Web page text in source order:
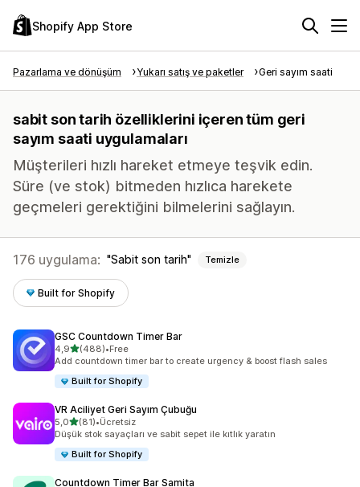
Shopify App Store
Pazarlama ve dönüşüm Yukarı satış ve paketler Geri sayım saati
sabit son tarih özelliklerini içeren tüm geri
sayım saati uygulamaları
Müşterileri hızlı hareket etmeye teşvik edin.
Süre (ve stok) bitmeden hızlıca harekete
geçmeleri gerektiğini bilmelerini sağlayın.
176 uygulama: Sabit son tarih Temizle
Built for Shopify
GSC Countdown Timer Bar
4,95 yıldız üzerinden
(488)
toplam 488 değerlendirme
•Free
Add countdown timer bar to create urgency & boost flash sales
Built for Shopify
VR Aciliyet Geri Sayım Çubuğu
5,05 yıldız üzerinden
(81)
toplam 81 değerlendirme
•Ücretsiz
Düşük stok sayaçları ve sabit sepet ile kıtlık yaratın
Built for Shopify
Countdown Timer Bar Samita